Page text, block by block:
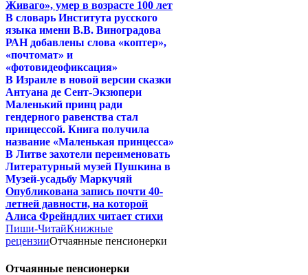
Живаго», умер в возрасте 100 лет
В словарь Института русского
языка имени В.В. Виноградова
РАН добавлены слова «коптер»,
«почтомат» и
«фотовидеофиксация»
В Израиле в новой версии сказки
Антуана де Сент-Экзюпери
Маленький принц ради
гендерного равенства стал
принцессой. Книга получила
название «Маленькая принцесса»
В Литве захотели переименовать
Литературный музей Пушкина в
Музей-усадьбу Маркучяй
Опубликована запись почти 40-
летней давности, на которой
Алиса Фрейндлих читает стихи
Пиши-ЧитайКнижные
рецензииОтчаянные пенсионерки
Отчаянные пенсионерки